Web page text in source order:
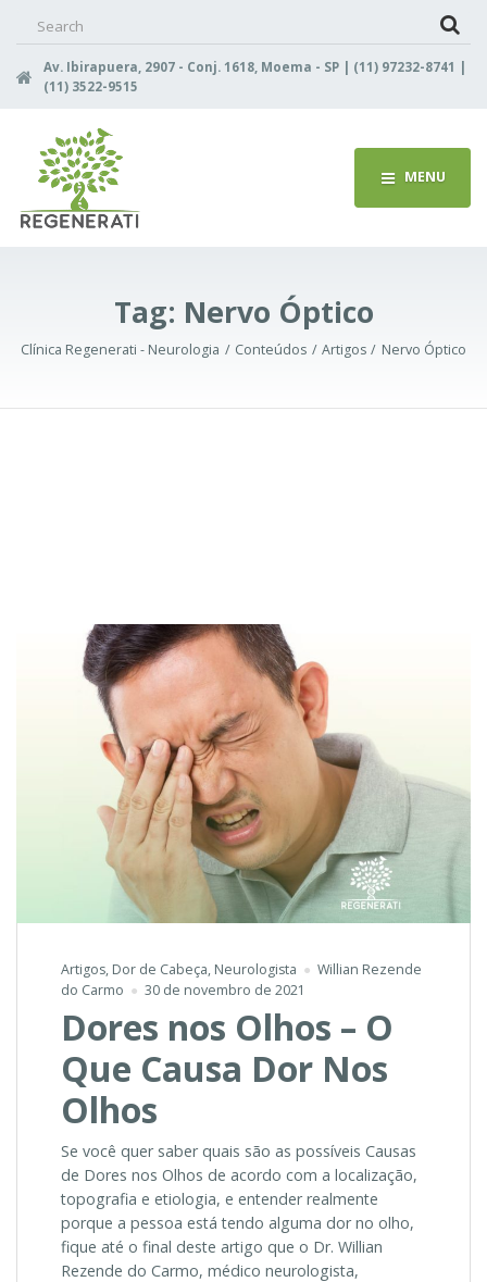
Av. Ibirapuera, 2907 - Conj. 1618, Moema - SP | (11) 97232-8741 |
(11) 3522-9515
MENU
Tag: Nervo Óptico
Clínica Regenerati - Neurologia Conteúdos Artigos Nervo Óptico
Artigos, Dor de Cabeça, Neurologista
Willian Rezende
do Carmo
30 de novembro de 2021
Dores nos Olhos – O
Que Causa Dor Nos
Olhos
Se você quer saber quais são as possíveis Causas
de Dores nos Olhos de acordo com a localização,
topografia e etiologia, e entender realmente
porque a pessoa está tendo alguma dor no olho,
fique até o final deste artigo que o Dr. Willian
Rezende do Carmo, médico neurologista,